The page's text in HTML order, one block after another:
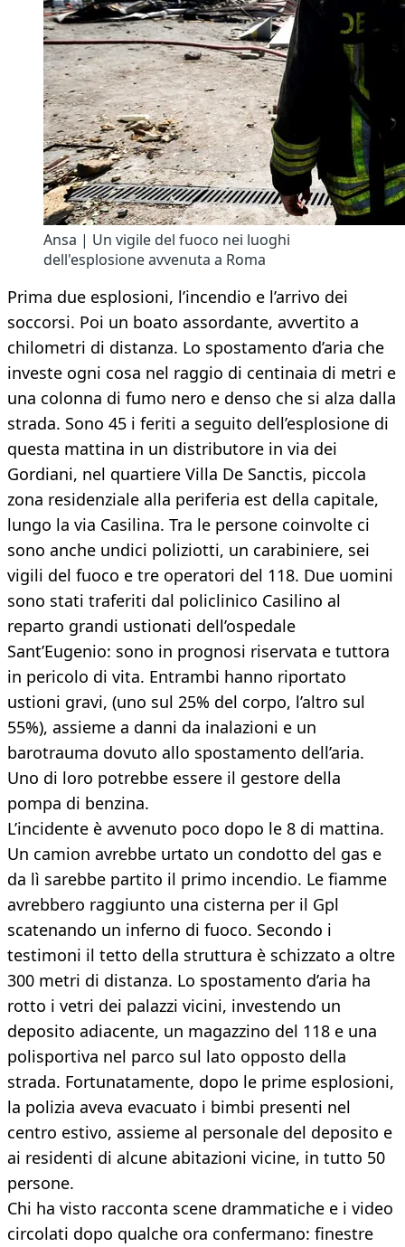
Ansa | Un vigile del fuoco nei luoghi
dell'esplosione avvenuta a Roma
Prima due esplosioni, l’incendio e l’arrivo dei
soccorsi. Poi un boato assordante, avvertito a
chilometri di distanza. Lo spostamento d’aria che
investe ogni cosa nel raggio di centinaia di metri e
una colonna di fumo nero e denso che si alza dalla
strada. Sono 45 i feriti a seguito dell’esplosione di
questa mattina in un distributore in via dei
Gordiani, nel quartiere Villa De Sanctis, piccola
zona residenziale alla periferia est della capitale,
lungo la via Casilina. Tra le persone coinvolte ci
sono anche undici poliziotti, un carabiniere, sei
vigili del fuoco e tre operatori del 118. Due uomini
sono stati traferiti dal policlinico Casilino al
reparto grandi ustionati dell’ospedale
Sant’Eugenio: sono in prognosi riservata e tuttora
in pericolo di vita. Entrambi hanno riportato
ustioni gravi, (uno sul 25% del corpo, l’altro sul
55%), assieme a danni da inalazioni e un
barotrauma dovuto allo spostamento dell’aria.
Uno di loro potrebbe essere il gestore della
pompa di benzina.
L’incidente è avvenuto poco dopo le 8 di mattina.
Un camion avrebbe urtato un condotto del gas e
da lì sarebbe partito il primo incendio. Le fiamme
avrebbero raggiunto una cisterna per il Gpl
scatenando un inferno di fuoco. Secondo i
testimoni il tetto della struttura è schizzato a oltre
300 metri di distanza. Lo spostamento d’aria ha
rotto i vetri dei palazzi vicini, investendo un
deposito adiacente, un magazzino del 118 e una
polisportiva nel parco sul lato opposto della
strada. Fortunatamente, dopo le prime esplosioni,
la polizia aveva evacuato i bimbi presenti nel
centro estivo, assieme al personale del deposito e
ai residenti di alcune abitazioni vicine, in tutto 50
persone.
Chi ha visto racconta scene drammatiche e i video
circolati dopo qualche ora confermano: finestre